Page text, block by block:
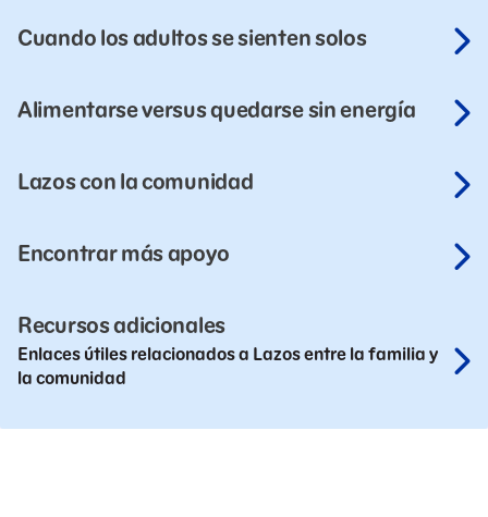
Cuando los adultos se sienten solos
Alimentarse versus quedarse sin energía
Lazos con la comunidad
Encontrar más apoyo
Recursos adicionales
Enlaces útiles relacionados a Lazos entre la familia y
la comunidad